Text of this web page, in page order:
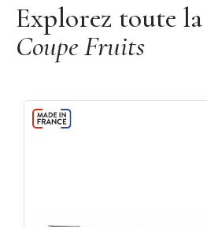
Explorez toute
Coupe Fruits